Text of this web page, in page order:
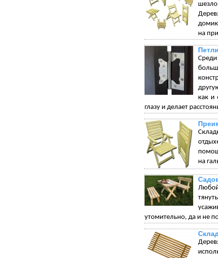
на
как и
глазу и делает
на
утомительно, да и не